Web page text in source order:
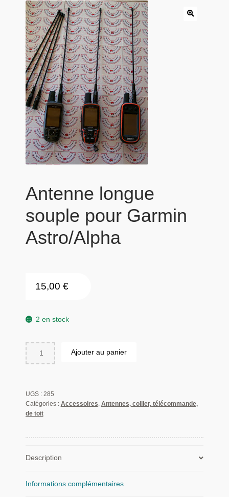
Panier
Produits populaires
Qui sommes-nous
Antenne longue
souple pour Garmin
Astro/Alpha
15,00 €
2 en stock
quantité
de
souple
pour
Garmin
Ajouter au panier
UGS : 285
Catégories : Accessoires, Antennes, collier, télécommande,
de toit
Description
Informations complémentaires